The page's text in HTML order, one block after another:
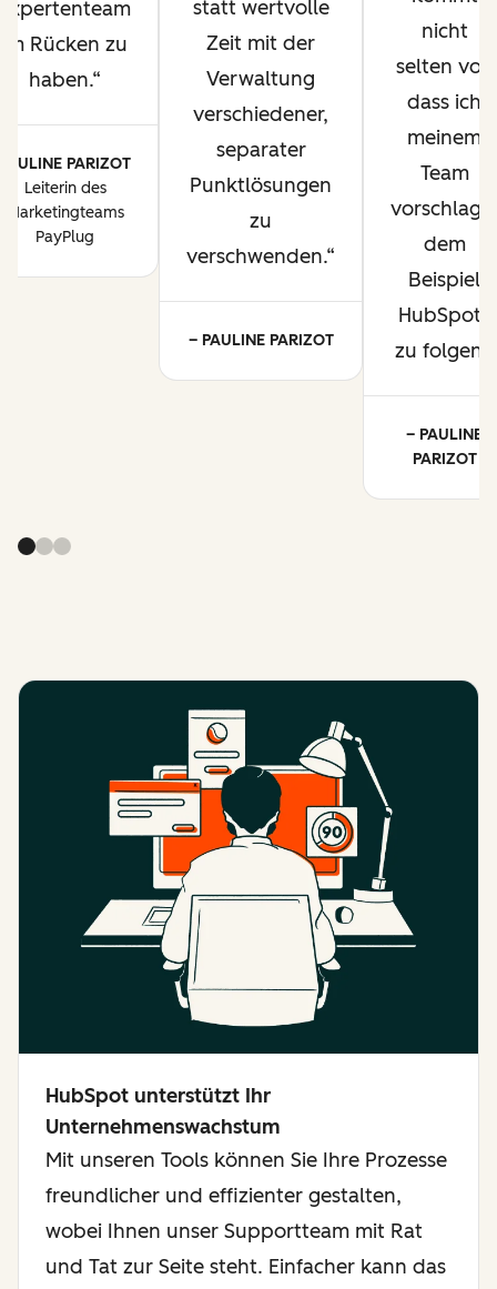
Expertenteam
im Rücken zu
haben.
PAULINE PARIZOT
Leiterin des
Marketingteams
PayPlug
statt wertvolle
Zeit mit der
Verwaltung
verschiedener,
separater
Punktlösungen
zu
verschwenden.
– PAULINE PARIZOT
nicht
selten vor,
dass ich
meinem
Team
vorschlage,
dem
Beispiel
HubSpots
zu folgen.
– PAULINE
PARIZOT
HubSpot unterstützt Ihr
Unternehmenswachstum
Mit unseren Tools können Sie Ihre Prozesse
freundlicher und effizienter gestalten,
wobei Ihnen unser Supportteam mit Rat
und Tat zur Seite steht. Einfacher kann das